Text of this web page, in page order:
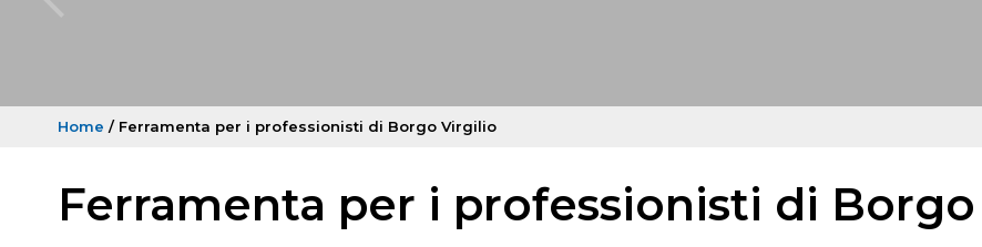
Home / Ferramenta per i professionisti di Borgo Virgilio
Ferramenta per i professionisti di